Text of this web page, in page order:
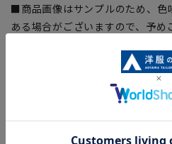
■商品画像はサンプルのため、色
ある場合がございますので、予め
■ブラウザやお使いのモニター環
加減により、実際の商品と掲載画